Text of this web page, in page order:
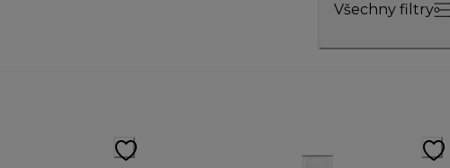
Všechny filtry